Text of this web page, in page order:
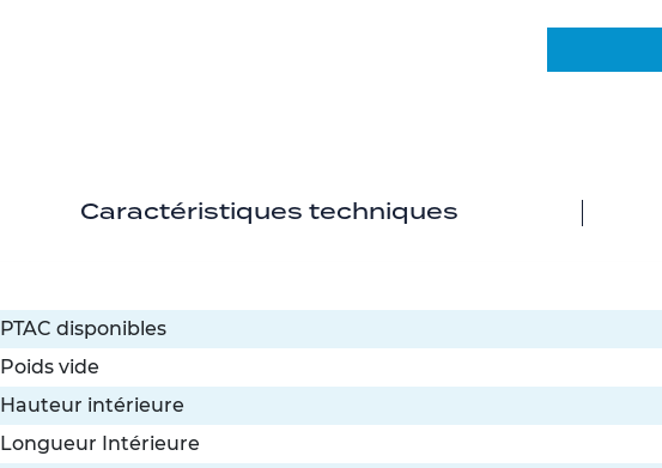
Caractéristiques techniques
PTAC disponibles
Poids vide
Hauteur intérieure
Longueur Intérieure